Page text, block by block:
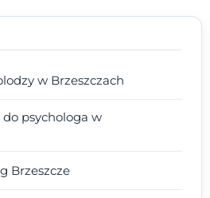
w Brzeszczach
psychologa w
Brzeszcze